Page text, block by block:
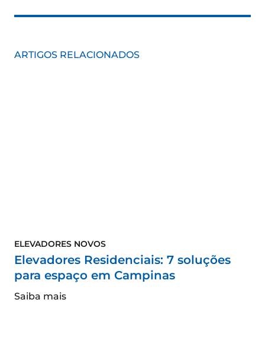
ARTIGOS RELACIONADOS
ELEVADORES NOVOS
Elevadores Residenciais: 7 soluções
para espaço em Campinas
Saiba mais